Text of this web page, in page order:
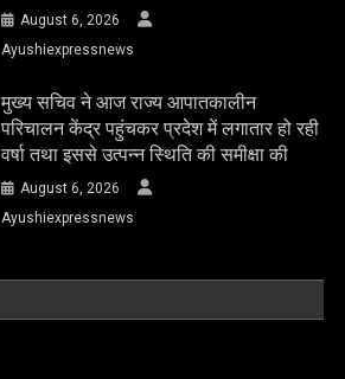
August 6, 2026
Ayushiexpressnews
मुख्य सचिव ने आज राज्य आपातकालीन
परिचालन केंद्र पहुंचकर प्रदेश में लगातार हो रही
वर्षा तथा इससे उत्पन्न स्थिति की समीक्षा की
August 6, 2026
Ayushiexpressnews